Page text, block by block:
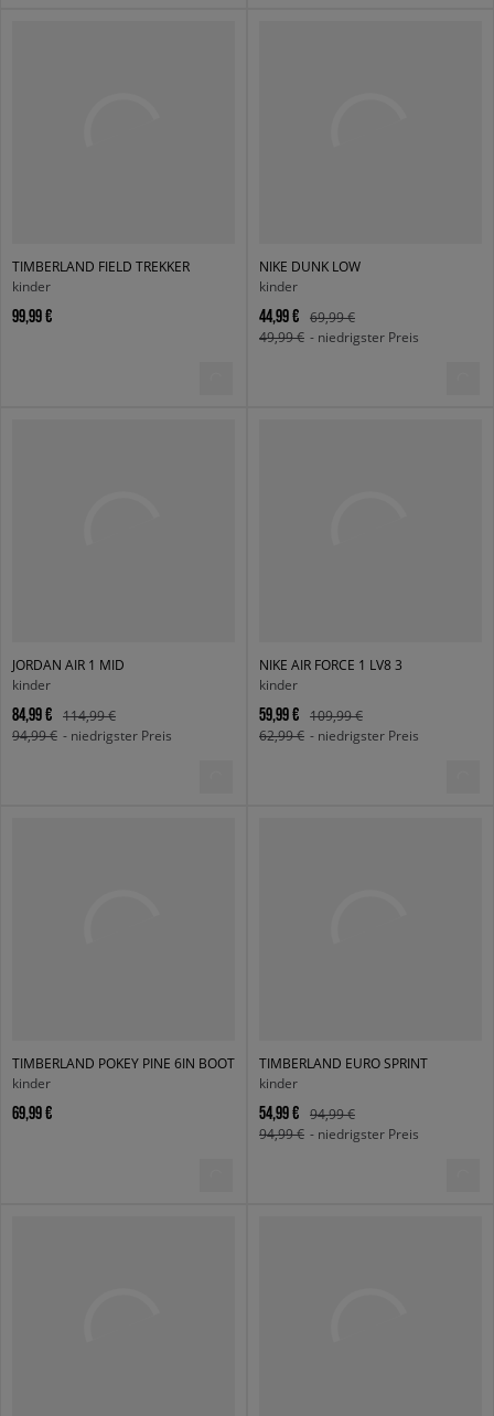
TIMBERLAND FIELD TREKKER
kinder
99,99 €
NIKE DUNK LOW
kinder
44,99 €
69,99 €
49,99 € - niedrigster Preis
JORDAN AIR 1 MID
kinder
84,99 €
114,99 €
94,99 € - niedrigster Preis
NIKE AIR FORCE 1 LV8 3
kinder
59,99 €
109,99 €
62,99 € - niedrigster Preis
TIMBERLAND POKEY PINE 6IN BOOT
kinder
69,99 €
TIMBERLAND EURO SPRINT
kinder
54,99 €
94,99 €
94,99 € - niedrigster Preis